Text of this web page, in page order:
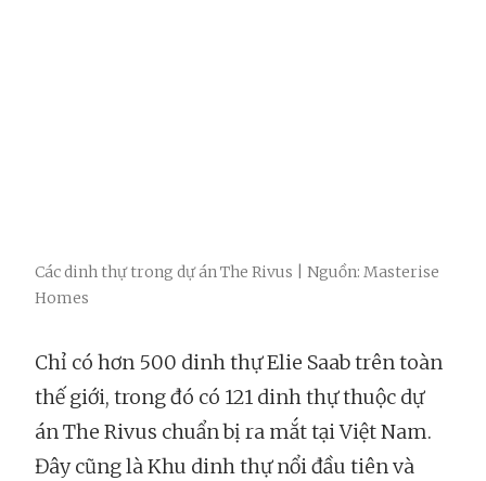
Các dinh thự trong dự án The Rivus | Nguồn: Masterise
Homes
Chỉ có hơn 500 dinh thự Elie Saab trên toàn
thế giới, trong đó có 121 dinh thự thuộc dự
án The Rivus chuẩn bị ra mắt tại Việt Nam.
Đây cũng là Khu dinh thự nổi đầu tiên và